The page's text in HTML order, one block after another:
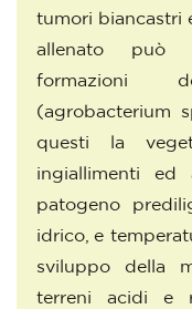
tumori biancastri
allenato può
formazioni
(agrobacterium
questi la
ingiallimenti ed
patogeno
idrico, e
sviluppo della
terreni acidi e